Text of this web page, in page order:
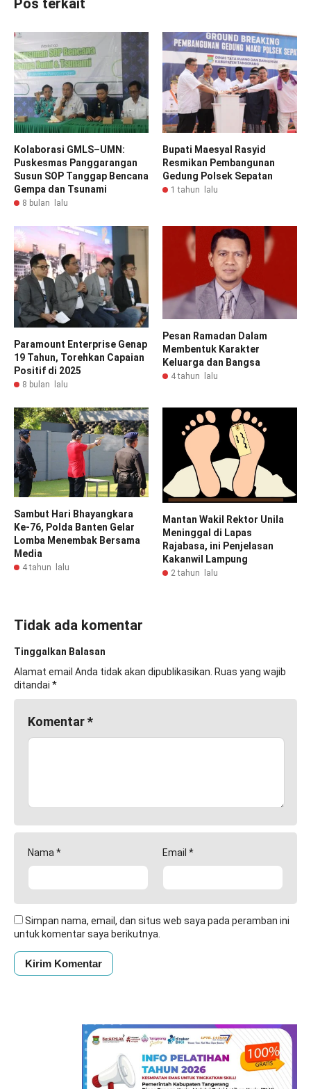
Kolaborasi GMLS–UMN:
Puskesmas Panggarangan
Susun SOP Tanggap Bencana
Gempa dan Tsunami
8 bulan lalu
Bupati Maesyal Rasyid
Resmikan Pembangunan
Gedung Polsek Sepatan
1 tahun lalu
Paramount Enterprise Genap
19 Tahun, Torehkan Capaian
Positif di 2025
8 bulan lalu
Pesan Ramadan Dalam
Membentuk Karakter
Keluarga dan Bangsa
4 tahun lalu
Sambut Hari Bhayangkara
Ke-76, Polda Banten Gelar
Lomba Menembak Bersama
Media
4 tahun lalu
Mantan Wakil Rektor Unila
Meninggal di Lapas
Rajabasa, ini Penjelasan
Kakanwil Lampung
2 tahun lalu
Tidak ada komentar
Tinggalkan Balasan
Alamat email Anda tidak akan dipublikasikan. Ruas yang wajib
ditandai *
Komentar*
Nama* Email *
Simpan nama, email, dan situs web saya pada peramban ini
untuk komentar saya berikutnya.